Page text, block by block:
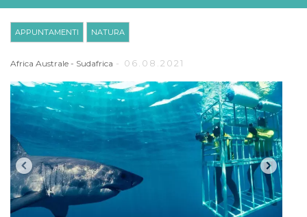
APPUNTAMENTI NATURA
Africa Australe - Sudafrica - 06.08.2021